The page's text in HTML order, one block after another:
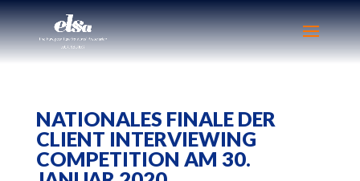
NATIONALES FINALE DER
CLIENT INTERVIEWING
COMPETITION AM 30.